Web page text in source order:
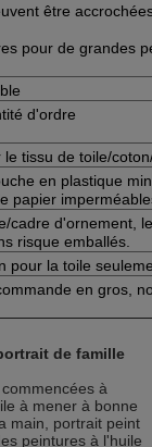
être
pour de grandes
d'ordre
tissu de toile/
en plastique
papier
cadre d'ornement,
risque emballés.
pour la toile
en gros,
de famille
à
à mener à bonne
main, portrait peint
peintures à l'huile